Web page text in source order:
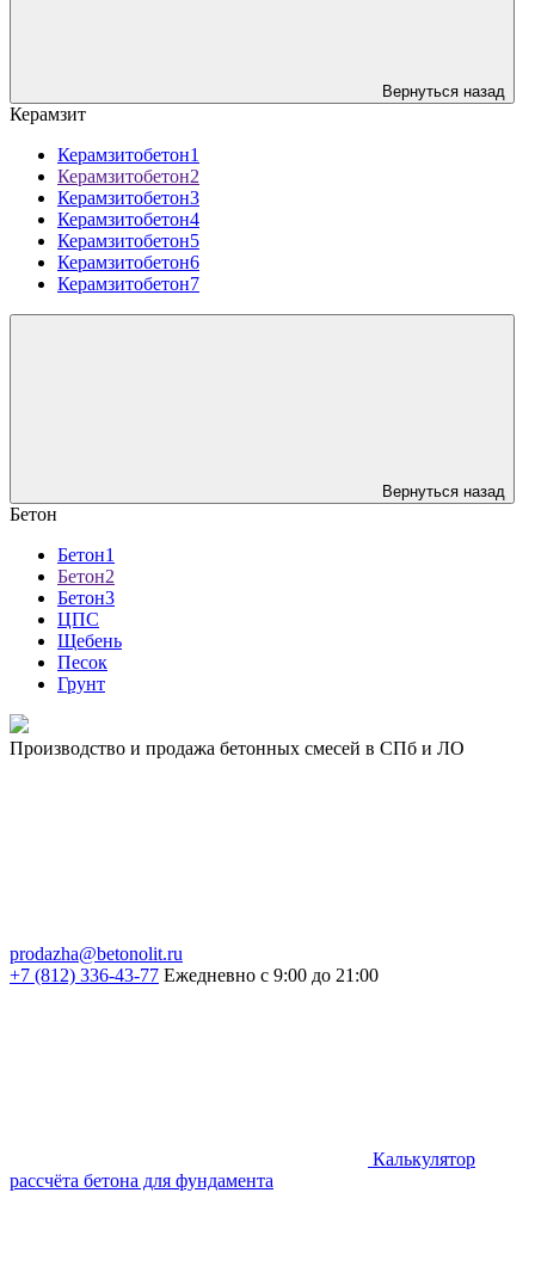
Вернуться назад
Керамзит
Керамзитобетон1
Керамзитобетон2
Керамзитобетон3
Керамзитобетон4
Керамзитобетон5
Керамзитобетон6
Керамзитобетон7
Вернуться назад
Бетон
Бетон1
Бетон2
Бетон3
ЦПС
Щебень
Песок
Грунт
Производство и продажа бетонных смесей в СПб и ЛО
prodazha@betonolit.ru
+7 (812) 336-43-77 Ежедневно с 9:00 до 21:00
Калькулятор
рассчёта бетона для фундамента